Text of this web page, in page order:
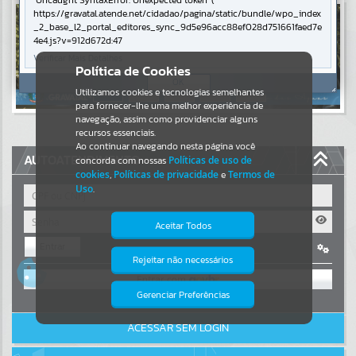
Resultados para""
Portais
Por favor, aguarde...
NOTÍCIAS
Por favor, aguarde...
Por favor, aguarde...
Por favor, aguarde...
AUTOATENDIMENTO
OU
Cadastre-se|Recuperar Senha
ACESSAR SEM LOGIN
Política de Cookies
Utilizamos cookies e tecnologias semelhantes
para fornecer-lhe uma melhor experiência de
navegação, assim como providenciar alguns
recursos essenciais.
Ao continuar navegando nesta página você
concorda com nossas Políticas de uso de
cookies, Políticas de privacidadeeTermos de
Uso.
Aceitar Todos
Rejeitar não necessários
Gerenciar Preferências
Isto significa que diversos recursos
providenciados poderão não estar
https://gravatal.atende.net/cidadao/pagina/static/bundle/wpo_index
_2_base_l2_portal_editores_sync_9d5e96acc88ef028d751661faed7e
4e4.js?v=912d672d:47
Verificar Mais Detalhes